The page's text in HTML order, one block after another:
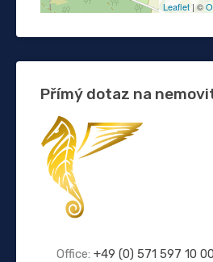
Leaflet | ©
Přímý dotaz na
Office: +49 (0) 571 597 10